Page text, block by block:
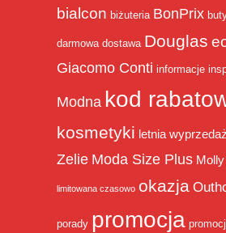
bialcon biżuteria BonPrix
darmowa dostawa Douglas
Giacomo Conti informacje
Modna kod
kosmetyki letnia
Zelie Moda Size Plus Molly
limitowana czasowo okazja
porady promocja